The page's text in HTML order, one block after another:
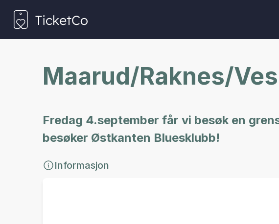
Maarud/Raknes/
Fredag 4.september får vi besøk en
besøker Østkanten Bluesklubb!
Informasjon